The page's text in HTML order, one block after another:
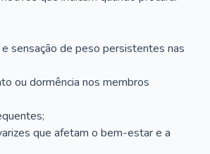
e sensação de peso persistentes nas
ou dormência nos membros
que afetam o bem-estar e a